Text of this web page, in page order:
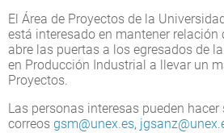
El Área de Proyectos de la
está interesado en mantener relación
abre las puertas a los egresados de
en Producción Industrial a llevar un
Proyectos.
Las personas interesas pueden
correos gsm@unex.es,